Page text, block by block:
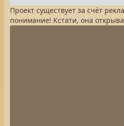
Проект существует за счёт
понимание! Кстати, она